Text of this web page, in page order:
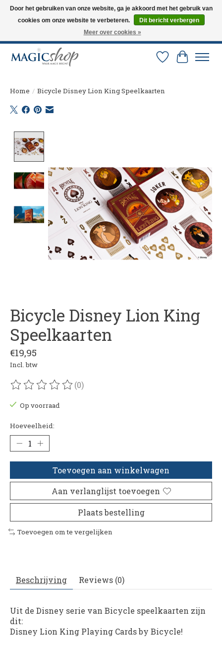
Altijd de nieuwste trucs op voorraad. Snelle verzending via PostNL en DHL.
Langskomen in onze winkel? Bel of mail om een afspraak te maken. 0251-
Verlanglijst
Home / Bicycle Disney Lion King Speelkaarten
Bicycle Disney Lion King
Speelkaarten
€19,95
Incl. btw
De beoordeling van dit product is
(0)
Op voorraad
Hoeveelheid:
Toevoegen aan winkelwagen
Aan verlanglijst toevoegen
Plaats bestelling
Toevoegen om te vergelijken
Beschrijving Reviews (0)
Uit de Disney serie van Bicycle speelkaarten zijn
dit:
Disney Lion King Playing Cards by Bicycle!
Door het gebruiken van onze website, ga je akkoord met het gebruik van
cookies om onze website te verbeteren.
Dit bericht verbergen
Meer over cookies »